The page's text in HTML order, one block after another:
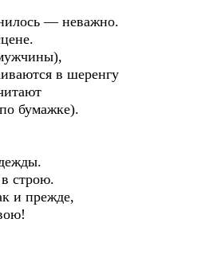
— неважно.
в шеренгу
бумажке).
строю.
и прежде,